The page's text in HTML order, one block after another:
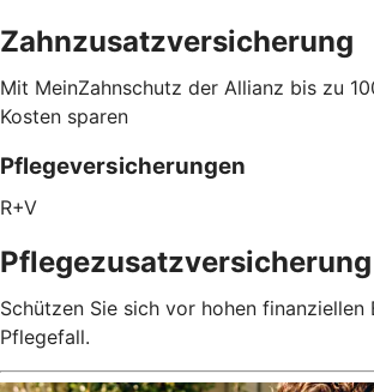
Zahnzusatzversicherung
Mit MeinZahnschutz der Allianz bis zu
Kosten sparen
Pflegeversicherungen
R+V
Pflegezusatz­versicherung
Schützen Sie sich vor hohen finanziellen
Pflegefall.